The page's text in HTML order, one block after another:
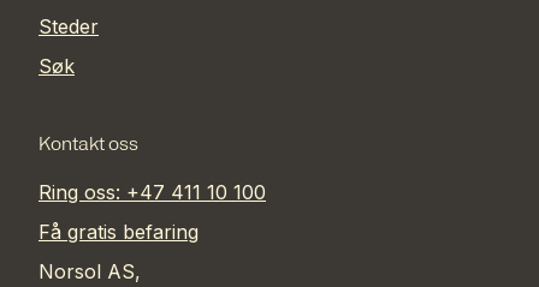
Steder
Søk
Kontakt oss
Ring oss: +47 411 10 100
Få gratis befaring
Norsol AS,